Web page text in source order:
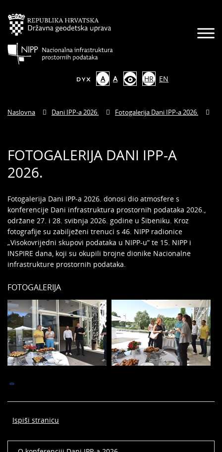
A A HR EN
Naslovna Dani IPP-a 2026. Fotogalerija Dani IPP-a 2026.
FOTOGALERIJA DANI IPP-A
2026.
Fotogalerija Dani IPP-a 2026. donosi dio atmosfere s
konferencije Dani infrastruktura prostornih podataka 2026.,
održane 27. i 28. svibnja 2026. godine u Šibeniku. Kroz
fotografije su zabilježeni trenuci s 46. NIPP radionice
„Visokovrijedni skupovi podataka u NIPP-u” te 15. NIPP i
INSPIRE dana, koji su okupili brojne dionike Nacionalne
infrastrukture prostornih podataka.
FOTOGALERIJA
Ispiši stranicu